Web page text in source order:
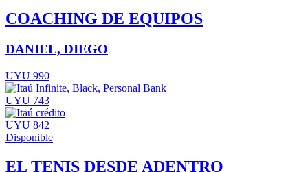
COACHING DE EQUIPOS
DANIEL, DIEGO
UYU 990
UYU 743
UYU 842
Disponible
EL TENIS DESDE ADENTRO